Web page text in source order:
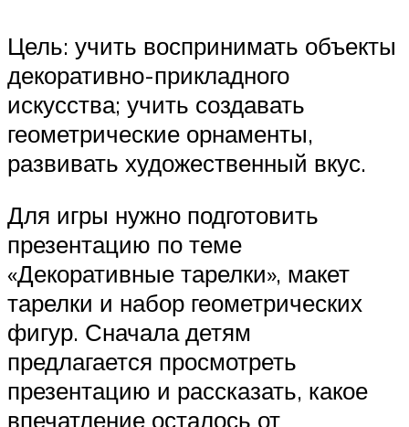
Цель: учить воспринимать объекты
декоративно-прикладного
искусства; учить создавать
геометрические орнаменты,
развивать художественный вкус.
Для игры нужно подготовить
презентацию по теме
«Декоративные тарелки», макет
тарелки и набор геометрических
фигур. Сначала детям
предлагается просмотреть
презентацию и рассказать, какое
впечатление осталось от